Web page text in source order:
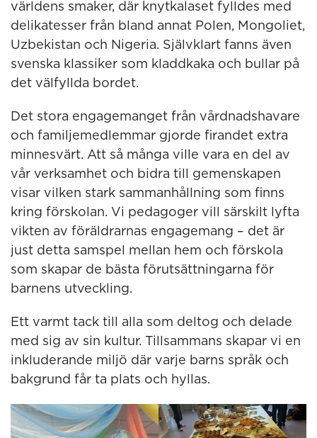
världens smaker, där knytkalaset fylldes med
delikatesser från bland annat Polen, Mongoliet,
Uzbekistan och Nigeria. Självklart fanns även
svenska klassiker som kladdkaka och bullar på
det välfyllda bordet.
Det stora engagemanget från vårdnadshavare
och familjemedlemmar gjorde firandet extra
minnesvärt. Att så många ville vara en del av
vår verksamhet och bidra till gemenskapen
visar vilken stark sammanhållning som finns
kring förskolan. Vi pedagoger vill särskilt lyfta
vikten av föräldrarnas engagemang – det är
just detta samspel mellan hem och förskola
som skapar de bästa förutsättningarna för
barnens utveckling.
Ett varmt tack till alla som deltog och delade
med sig av sin kultur. Tillsammans skapar vi en
inkluderande miljö där varje barns språk och
bakgrund får ta plats och hyllas.